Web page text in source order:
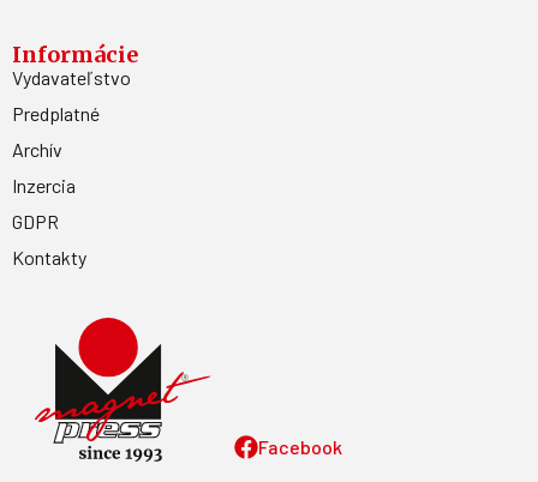
Facebook
Informácie
Vydavateľstvo
Predplatné
Archív
Inzercia
GDPR
Kontakty